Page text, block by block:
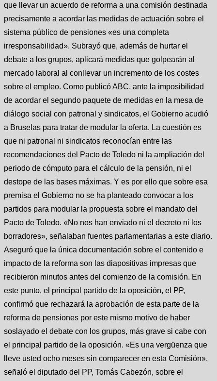
que llevar un acuerdo de reforma a una comisión destinada
precisamente a acordar las medidas de actuación sobre el
sistema público de pensiones «es una completa
irresponsabilidad». Subrayó que, además de hurtar el
debate a los grupos, aplicará medidas que golpearán al
mercado laboral al conllevar un incremento de los costes
sobre el empleo. Como publicó ABC, ante la imposibilidad
de acordar el segundo paquete de medidas en la mesa de
diálogo social con patronal y sindicatos, el Gobierno acudió
a Bruselas para tratar de modular la oferta. La cuestión es
que ni patronal ni sindicatos reconocían entre las
recomendaciones del Pacto de Toledo ni la ampliación del
periodo de cómputo para el cálculo de la pensión, ni el
destope de las bases máximas. Y es por ello que sobre esa
premisa el Gobierno no se ha planteado convocar a los
partidos para modular la propuesta sobre el mandato del
Pacto de Toledo. «No nos han enviado ni el decreto ni los
borradores», señalaban fuentes parlamentarias a este diario.
Aseguró que la única documentación sobre el contenido e
impacto de la reforma son las diapositivas impresas que
recibieron minutos antes del comienzo de la comisión. En
este punto, el principal partido de la oposición, el PP,
confirmó que rechazará la aprobación de esta parte de la
reforma de pensiones por este mismo motivo de haber
soslayado el debate con los grupos, más grave si cabe con
el principal partido de la oposición. «Es una vergüenza que
lleve usted ocho meses sin comparecer en esta Comisión»,
señaló el diputado del PP, Tomás Cabezón, sobre el